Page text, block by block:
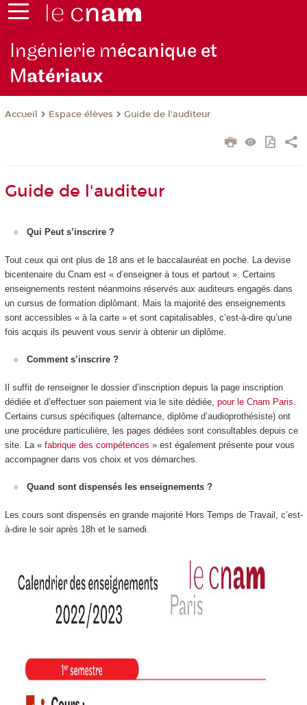
Ingénierie mécanique et
Matériaux
Accueil Espace élèves Guide de l'auditeur
Guide de l'auditeur
Qui Peut s’inscrire ?
Tout ceux qui ont plus de 18 ans et le baccalauréat en poche. La devise
bicentenaire du Cnam est « d’enseigner à tous et partout ». Certains
enseignements restent néanmoins réservés aux auditeurs engagés dans
un cursus de formation diplômant. Mais la majorité des enseignements
sont accessibles « à la carte » et sont capitalisables, c’est-à-dire qu’une
fois acquis ils peuvent vous servir à obtenir un diplôme.
Comment s’inscrire ?
Il suffit de renseigner le dossier d’inscription depuis la page inscription
dédiée et d’effectuer son paiement via le site dédiée, pour le Cnam Paris
Certains cursus spécifiques (alternance, diplôme d’audioprothésiste) ont
une procédure particulière, les pages dédiées sont consultables depuis ce
site. La « fabrique des compétences » est également présente pour vous
accompagner dans vos choix et vos démarches.
Quand sont dispensés les enseignements ?
Les cours sont dispensés en grande majorité Hors Temps de Travail, c’est-
à-dire le soir après 18h et le samedi.